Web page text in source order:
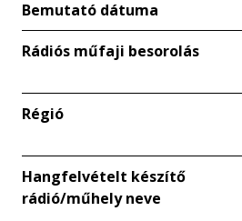
Bemutató dátuma
Rádiós műfaji besorolás
Régió
Hangfelvételt készítő
rádió/műhely neve